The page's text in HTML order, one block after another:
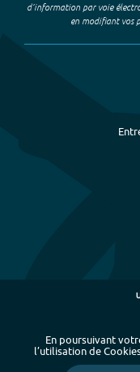
d’information par voie
en modifiant vos
Plan du
En poursuivant
l’utilisation de